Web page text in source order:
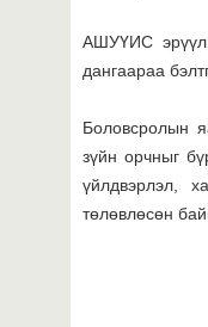
АШУҮИС эрүүл
дангаараа
Боловсролын
зүйн орчныг
үйлдвэрлэл,
төлөвлөсөн